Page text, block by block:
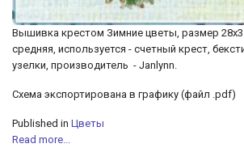
Вышивка крестом Зимние цветы, размер
средняя, используется - счетный крест,
узелки, производитель - Janlynn.
Cхема экспортирована в графику (файл .pdf)
Published in Цветы
Read more...